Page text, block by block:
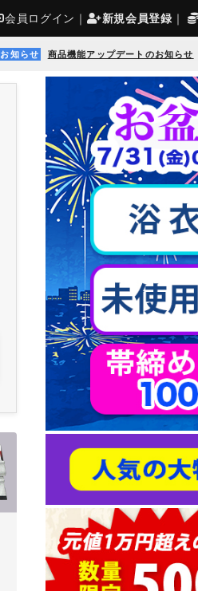
会員ログイン ｜ 新規会員登録 ｜
お知らせ 商品機能アップデートのお知らせ